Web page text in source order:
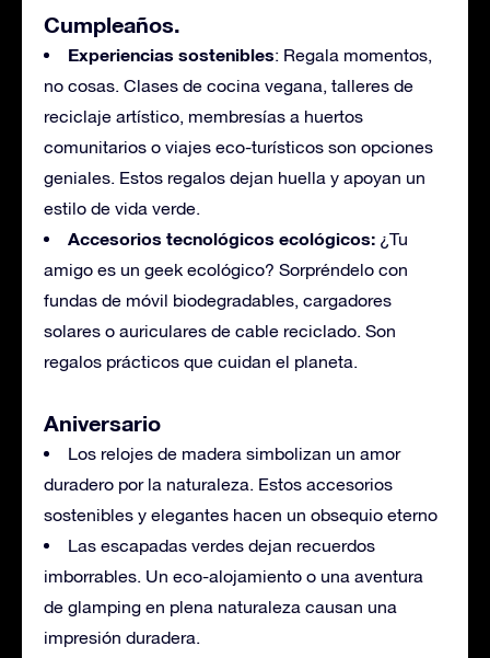
Cumpleaños.
Experiencias sostenibles: Regala momentos,
no cosas. Clases de cocina vegana, talleres de
reciclaje artístico, membresías a huertos
comunitarios o viajes eco-turísticos son opciones
geniales. Estos regalos dejan huella y apoyan un
estilo de vida verde.
Accesorios tecnológicos ecológicos: ¿Tu
amigo es un geek ecológico? Sorpréndelo con
fundas de móvil biodegradables, cargadores
solares o auriculares de cable reciclado. Son
regalos prácticos que cuidan el planeta.
Aniversario
Los relojes de madera simbolizan un amor
duradero por la naturaleza. Estos accesorios
sostenibles y elegantes hacen un obsequio eterno
Las escapadas verdes dejan recuerdos
imborrables. Un eco-alojamiento o una aventura
de glamping en plena naturaleza causan una
impresión duradera.